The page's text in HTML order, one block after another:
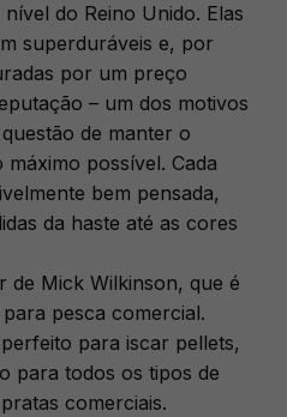
do Reino Unido. Elas
superduráveis ​​e, por
por um preço
– um dos motivos
de manter o
possível. Cada
bem pensada,
da haste até as cores
de Mick Wilkinson, que é
pesca comercial.
para iscar pellets,
para todos os tipos de
comerciais.